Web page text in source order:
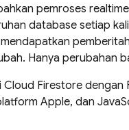
pemroses
database setiap
Hanya perubahan
Cloud Firestore dengan
Apple, dan